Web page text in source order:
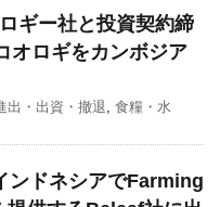
ギー社と投資契約締
オロギをカンボジア
出・出資・撤退 食糧・水
ンドネシアでFarming